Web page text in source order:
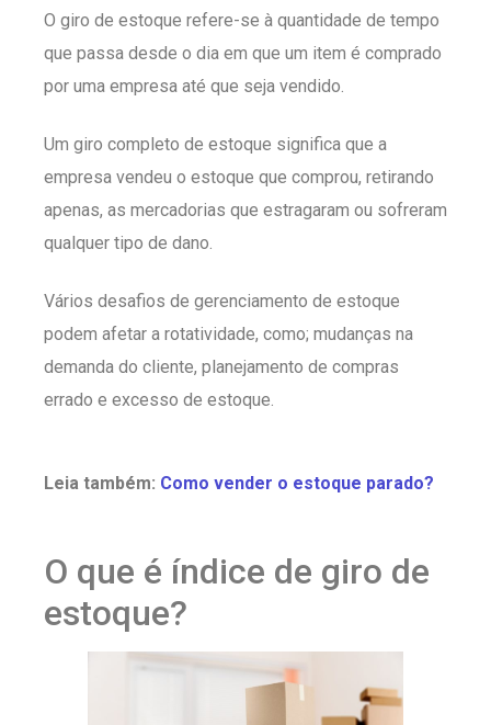
O giro de estoque refere-se à quantidade de tempo
que passa desde o dia em que um item é comprado
por uma empresa até que seja vendido.
Um giro completo de estoque significa que a
empresa vendeu o estoque que comprou, retirando
apenas, as mercadorias que estragaram ou sofreram
qualquer tipo de dano.
Vários desafios de gerenciamento de estoque
podem afetar a rotatividade, como; mudanças na
demanda do cliente, planejamento de compras
errado e excesso de estoque.
Leia também: Como vender o estoque parado?
O que é índice de giro de
estoque?